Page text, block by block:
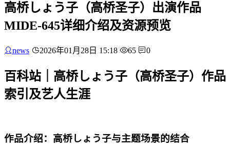
高桥しょう子（高桥圣子）出演作品
MIDE-645详细介绍及资源预览
news 2026年01月28日 15:18 65 0
百科站｜高桥しょう子（高桥圣子）作品
索引及艺人生涯
作品介绍：高桥しょう子与主题场景的结合